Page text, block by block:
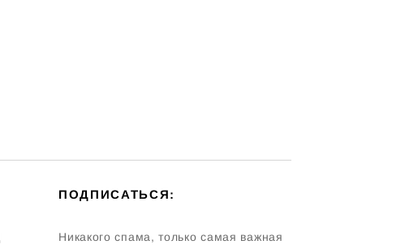
ПОДПИСАТЬСЯ:
Никакого спама, только самая важная